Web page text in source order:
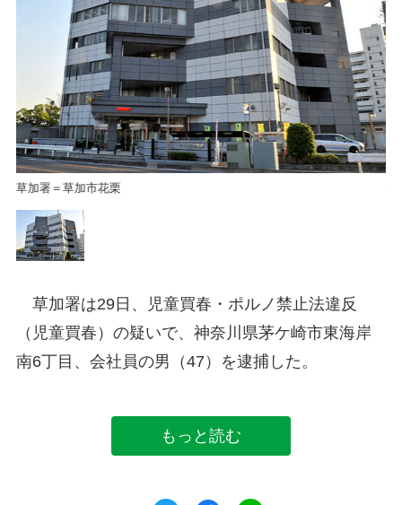
草加署＝草加市花栗
草加署は29日、児童買春・ポルノ禁止法違反
（児童買春）の疑いで、神奈川県茅ケ崎市東海岸
南6丁目、会社員の男（47）を逮捕した。
もっと読む